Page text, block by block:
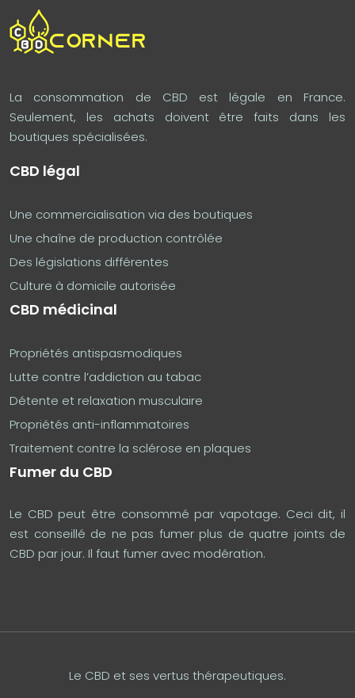
La consommation de CBD est légale en France.
Seulement, les achats doivent être faits dans les
boutiques spécialisées.
CBD légal
Une commercialisation via des boutiques
Une chaîne de production contrôlée
Des législations différentes
Culture à domicile autorisée
CBD médicinal
Propriétés antispasmodiques
Lutte contre l’addiction au tabac
Détente et relaxation musculaire
Propriétés anti-inflammatoires
Traitement contre la sclérose en plaques
Fumer du CBD
Le CBD peut être consommé par vapotage. Ceci dit, il
est conseillé de ne pas fumer plus de quatre joints de
CBD par jour. Il faut fumer avec modération.
Le CBD et ses vertus thérapeutiques.